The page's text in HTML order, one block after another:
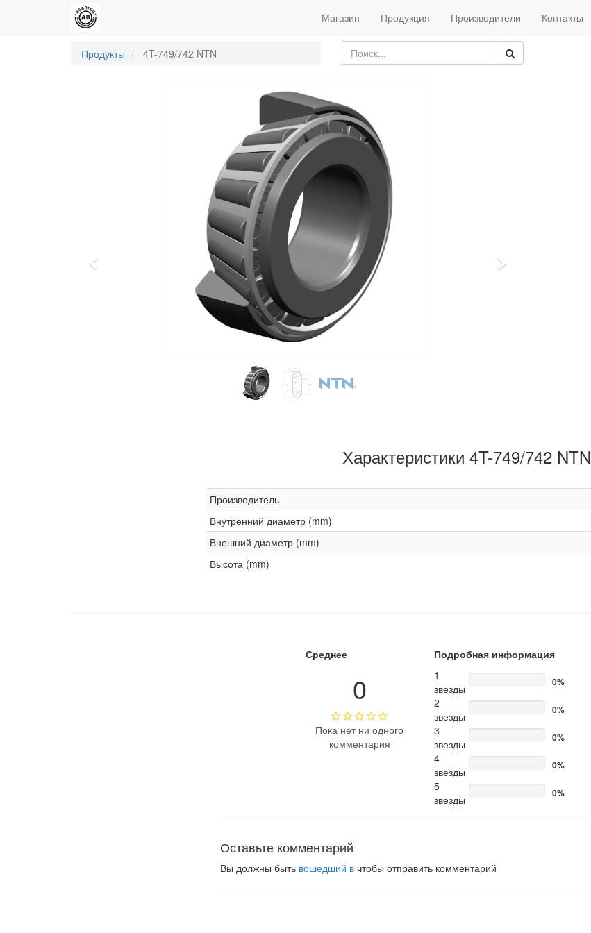
Магазин Продукция Производители Контакты
Продукты 4T-749/742 NTN
Next
Характеристики 4T-749/742 NTN
Производитель
Внутренний диаметр (mm)
Внешний диаметр (mm)
Высота (mm)
Среднее
0
Пока нет ни одного
комментария
Подробная информация
1
звезды
0%
2
звезды
0%
3
звезды
0%
4
звезды
0%
5
звезды
0%
Оставьте комментарий
Вы должны быть вошедший в чтобы отправить комментарий